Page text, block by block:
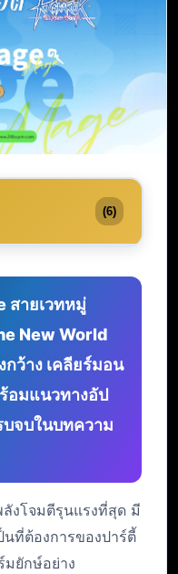
(6)
สายเวทหมู่
New World
ว้าง เคลียร์มอน
อมแนวทางอัป
จบในบทความ
งโจมตีรุนแรงที่สุด มี
นที่ต้องการของปาร์ตี้
มยักษ์อย่าง